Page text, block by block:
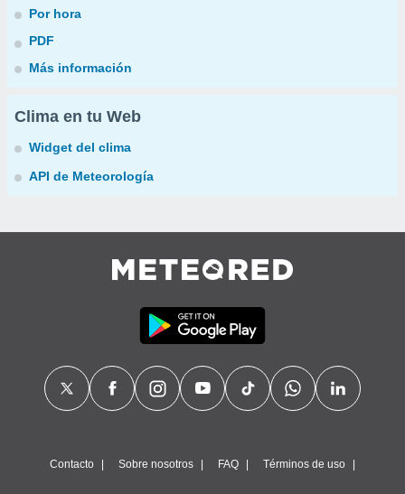
Por hora
PDF
Más información
Clima en tu Web
Widget del clima
API de Meteorología
Contacto Sobre nosotros FAQ Términos de uso